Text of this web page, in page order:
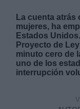
La cuenta atrás
mujeres, ha
Estados
Proyecto de
minuto cero de
uno de los
interrupción
Destinatarios: